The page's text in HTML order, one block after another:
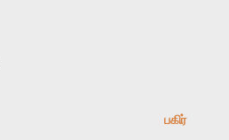
பகிர்